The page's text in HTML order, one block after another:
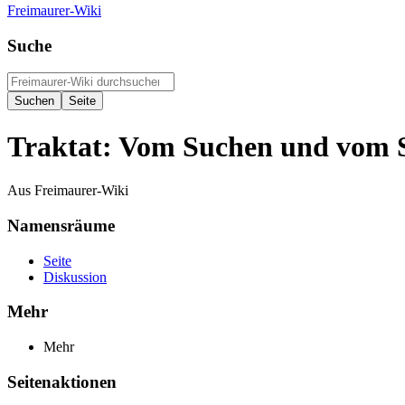
Freimaurer-Wiki
Suche
Traktat: Vom Suchen und vom
Aus Freimaurer-Wiki
Namensräume
Seite
Diskussion
Mehr
Mehr
Seitenaktionen